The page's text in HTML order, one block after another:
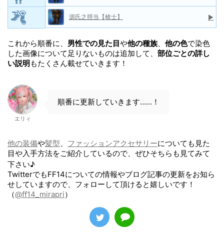
源氏之脛当【槍士】 ▶
これから順番に、 男性での見た目 や他の種族、 他の色で染色
した画像について足りないものは追加して、 部位ごとの詳し
い説明 もたくさん載せていきます！
エリィ
順番に更新していきます……！
他の装備や髪型、 ファッションアクセサリーについても見た
目や入手方法をご紹介しているので、ぜひそちらも見てみて
下さい♪
TwitterでもFF14についての情報やブログ記事の更新をお知ら
せしていますので、フォローして頂けると嬉しいです！
（@ff14_mirapri）